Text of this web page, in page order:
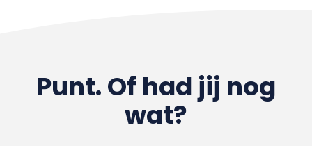
Punt. Of had jij nog
wat?